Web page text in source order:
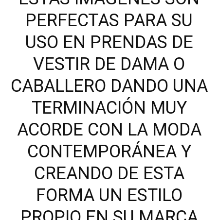
PERFECTAS PARA SU
USO EN PRENDAS DE
VESTIR DE DAMA O
CABALLERO DANDO UNA
TERMINACIÓN MUY
ACORDE CON LA MODA
CONTEMPORÁNEA Y
CREANDO DE ESTA
FORMA UN ESTILO